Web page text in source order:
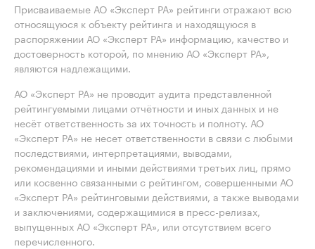
Присваиваемые АО «Эксперт РА» рейтинги отражают всю
относящуюся к объекту рейтинга и находящуюся в
распоряжении АО «Эксперт РА» информацию, качество и
достоверность которой, по мнению АО «Эксперт РА»,
являются надлежащими.
АО «Эксперт РА» не проводит аудита представленной
рейтингуемыми лицами отчётности и иных данных и не
несёт ответственность за их точность и полноту. АО
«Эксперт РА» не несет ответственности в связи с любыми
последствиями, интерпретациями, выводами,
рекомендациями и иными действиями третьих лиц, прямо
или косвенно связанными с рейтингом, совершенными АО
«Эксперт РА» рейтинговыми действиями, а также выводами
и заключениями, содержащимися в пресс-релизах,
выпущенных АО «Эксперт РА», или отсутствием всего
перечисленного.